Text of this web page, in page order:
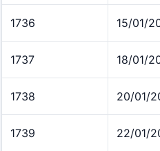
1736 15/01/
1737 18/01/
1738 20/01/
1739 22/01/